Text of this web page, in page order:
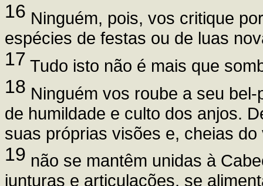
16 Ninguém, pois, vos critique
espécies de festas ou de luas
17 Tudo isto não é mais que
18 Ninguém vos roube a seu
de humildade e culto dos anjos.
suas próprias visões e, cheias
19 não se mantêm unidas à
junturas e articulações, se